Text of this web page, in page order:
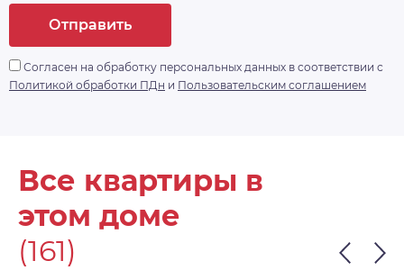
дом» с доступом по Face ID, комплексной
паркинг будут открываться дистанционно.
https://drive. google.
Отправить
Согласен на обработку персональных данных в соответствии с
Политикой обработки ПДн и Пользовательским соглашением
Все квартиры в
этом доме
(161)